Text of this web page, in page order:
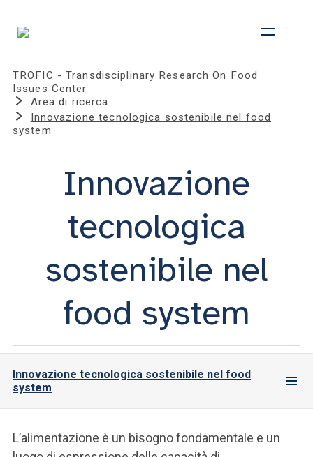
TROFIC - Transdisciplinary Research On Food
Issues Center
Area di ricerca
Innovazione tecnologica sostenibile nel food
system
Innovazione
tecnologica
sostenibile nel
food system
Innovazione tecnologica sostenibile nel food
system
L’alimentazione è un bisogno fondamentale e un